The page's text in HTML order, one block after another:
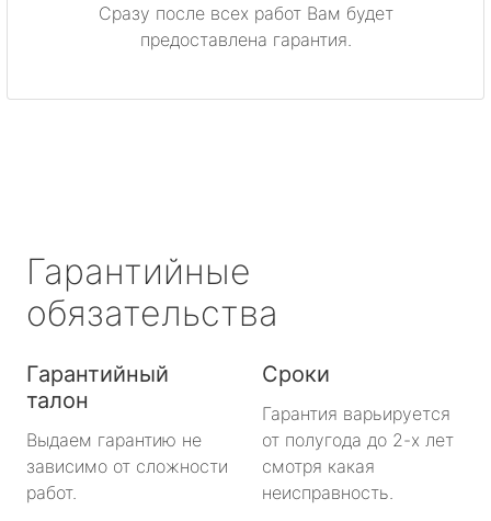
Сразу после всех работ Вам будет
предоставлена гарантия.
Гарантийные
обязательства
Гарантийный
талон
Выдаем гарантию не
зависимо от сложности
работ.
Сроки
Гарантия варьируется
от полугода до 2-х лет
смотря какая
неисправность.